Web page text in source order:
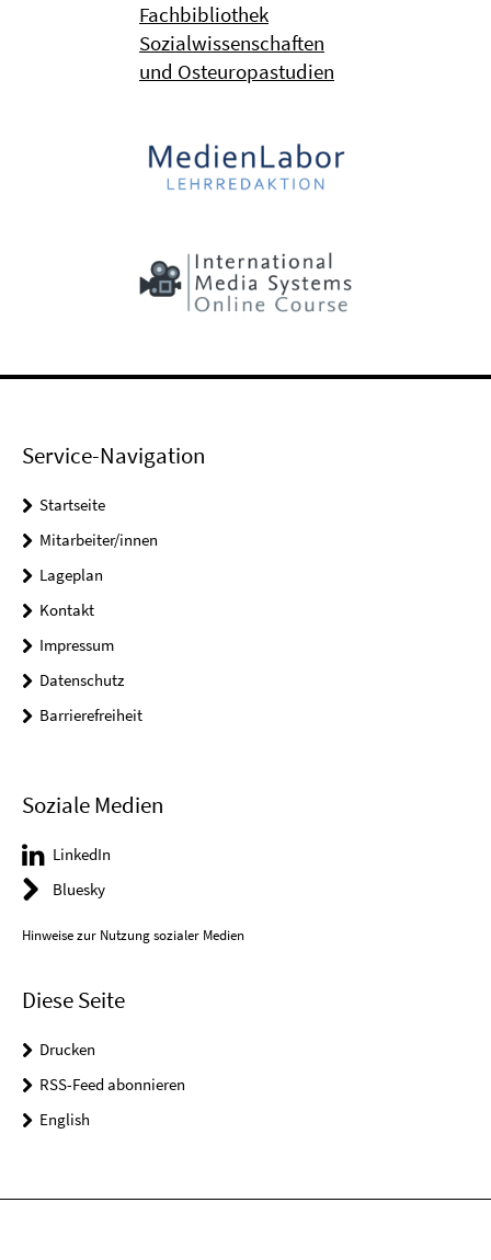
Fachbibliothek
Sozialwissenschaften
und Osteuropastudien
Service-Navigation
Startseite
Mitarbeiter/innen
Lageplan
Kontakt
Impressum
Datenschutz
Barrierefreiheit
Soziale Medien
LinkedIn
Bluesky
Hinweise zur Nutzung sozialer Medien
Diese Seite
Drucken
RSS-Feed abonnieren
English